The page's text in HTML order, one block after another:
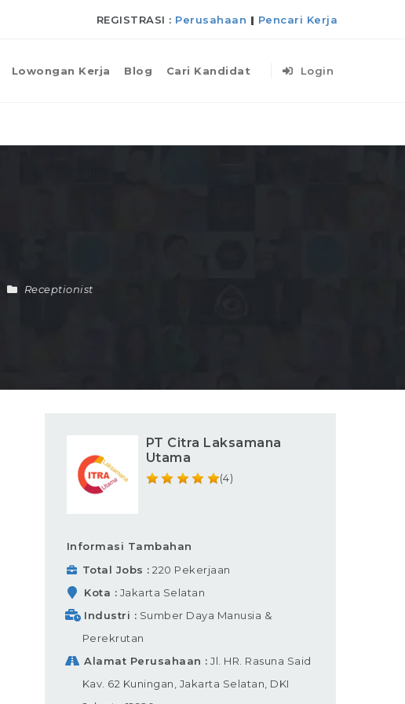
REGISTRASI : Perusahaan | Pencari Kerja
Lowongan Kerja Blog Cari Kandidat Login
Receptionist
PT Citra Laksamana
Utama
(4)
Informasi Tambahan
Total Jobs
220 Pekerjaan
Kota
Jakarta Selatan
Industri
Sumber Daya Manusia &
Perekrutan
Alamat Perusahaan
Jl. HR. Rasuna Said
Kav. 62 Kuningan, Jakarta Selatan, DKI